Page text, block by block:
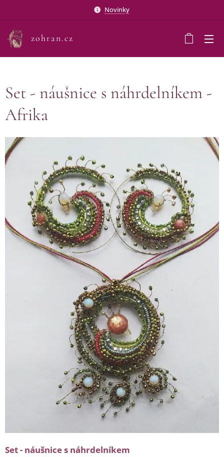
Novinky
zohran.cz
Set - náušnice s náhrdelníkem -
Afrika
Set - náušnice s náhrdelníkem